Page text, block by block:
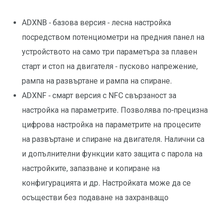
ADXNB - базова версия - лесна настройка
посредством потенциометри на предния панел на
устройството на само три параметъра за плавен
старт и стоп на двигателя - пусково напрежение,
рампа на развъртане и рампа на спиране.
ADXNF - смарт версия с NFC свързаност за
настройка на параметрите. Позволява по-прецизна
цифрова настройка на параметрите на процесите
на развъртане и спиране на двигателя. Налични са
и допълнителни функции като защита с парола на
настройките, запазване и копиране на
конфигурацията и др. Настройката може да се
осъществи без подаване на захранващо